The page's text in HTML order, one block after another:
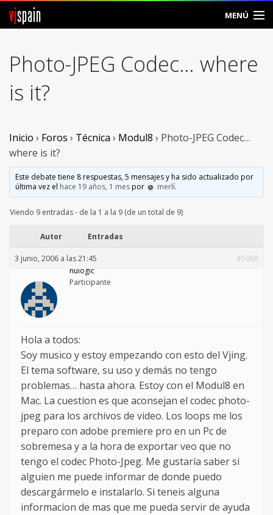
vjspain MENÚ
Foros
Noticias
Vjspain
Ayuda
Contacto
Entrar
Photo-JPEG Codec… where
is it?
Inicio › Foros › Técnica › Modul8 › Photo-JPEG Codec…
where is it?
Este debate tiene 8 respuestas, 5 mensajes y ha sido actualizado por
última vez el hace 19 años, 1 mespor merlí.
Viendo 9 entradas - de la 1 a la 9 (de un total de 9)
Autor Entradas
3 junio, 2006 a las 21:45
#5068
nulogic
Participante
Hola a todos:
Soy musico y estoy empezando con esto del Vjing.
El tema software, su uso y demás no tengo
problemas… hasta ahora. Estoy con el Modul8 en
Mac. La cuestion es que aconsejan el codec photo-
jpeg para los archivos de video. Los loops me los
preparo con adobe premiere pro en un Pc de
sobremesa y a la hora de exportar veo que no
tengo el codec Photo-Jpeg. Me gustaría saber si
alguien me puede informar de donde puedo
descargármelo e instalarlo. Si teneis alguna
informacíon de mas que me pueda servir de ayuda